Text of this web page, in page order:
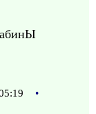
•